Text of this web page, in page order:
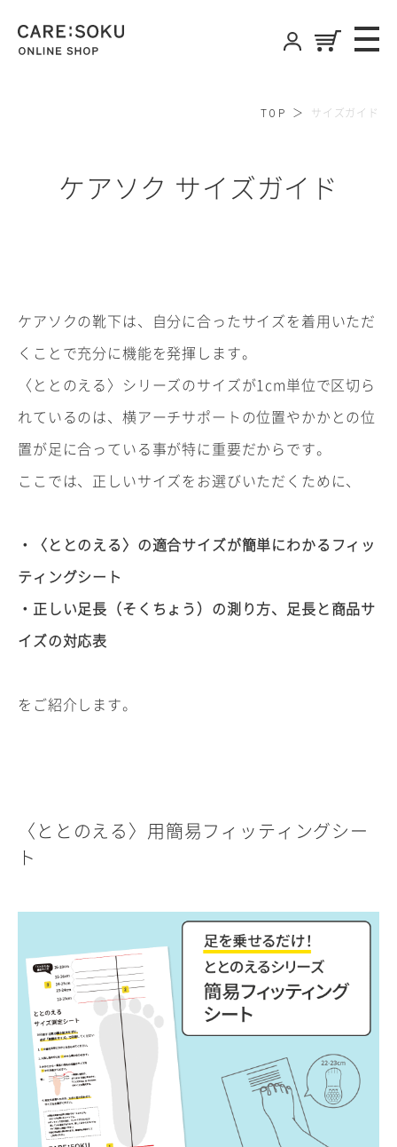
TOP サイズガイド
ケアソク サイズガイド
ケアソクの靴下は、自分に合ったサイズを着用いただ
くことで充分に機能を発揮します。
〈ととのえる〉シリーズのサイズが1cm単位で区切ら
れているのは、横アーチサポートの位置やかかとの位
置が足に合っている事が特に重要だからです。
ここでは、正しいサイズをお選びいただくために、
・〈ととのえる〉の適合サイズが簡単にわかるフィッ
ティングシート
・正しい足長（そくちょう）の測り方、足長と商品サ
イズの対応表
をご紹介します。
〈ととのえる〉用簡易フィッティングシー
ト